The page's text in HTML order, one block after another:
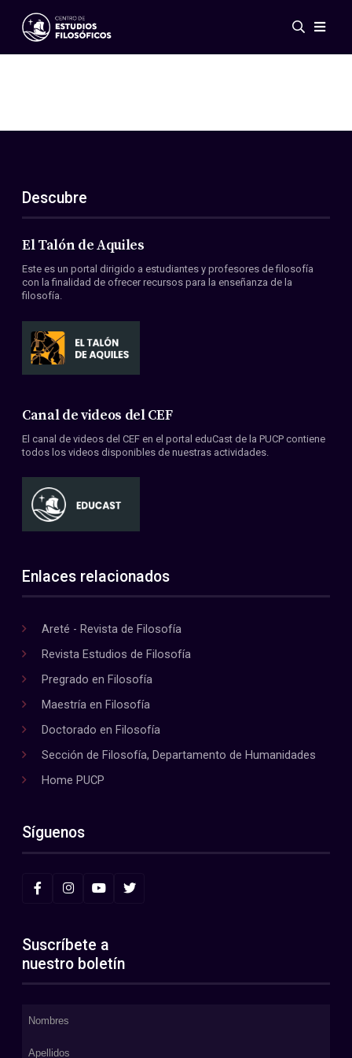
Eventos
ES
EN
Acerca de nosotros
Miembros
Convenios
Descubre
El Talón de Aquiles
Este es un portal dirigido a estudiantes y profesores de filosofía
con la finalidad de ofrecer recursos para la enseñanza de la
filosofía.
Canal de videos del CEF
El canal de videos del CEF en el portal eduCast de la PUCP contiene
todos los videos disponibles de nuestras actividades.
Enlaces relacionados
Areté - Revista de Filosofía
Revista Estudios de Filosofía
Pregrado en Filosofía
Maestría en Filosofía
Doctorado en Filosofía
Sección de Filosofía, Departamento de Humanidades
Home PUCP
Síguenos
Suscríbete a
nuestro boletín